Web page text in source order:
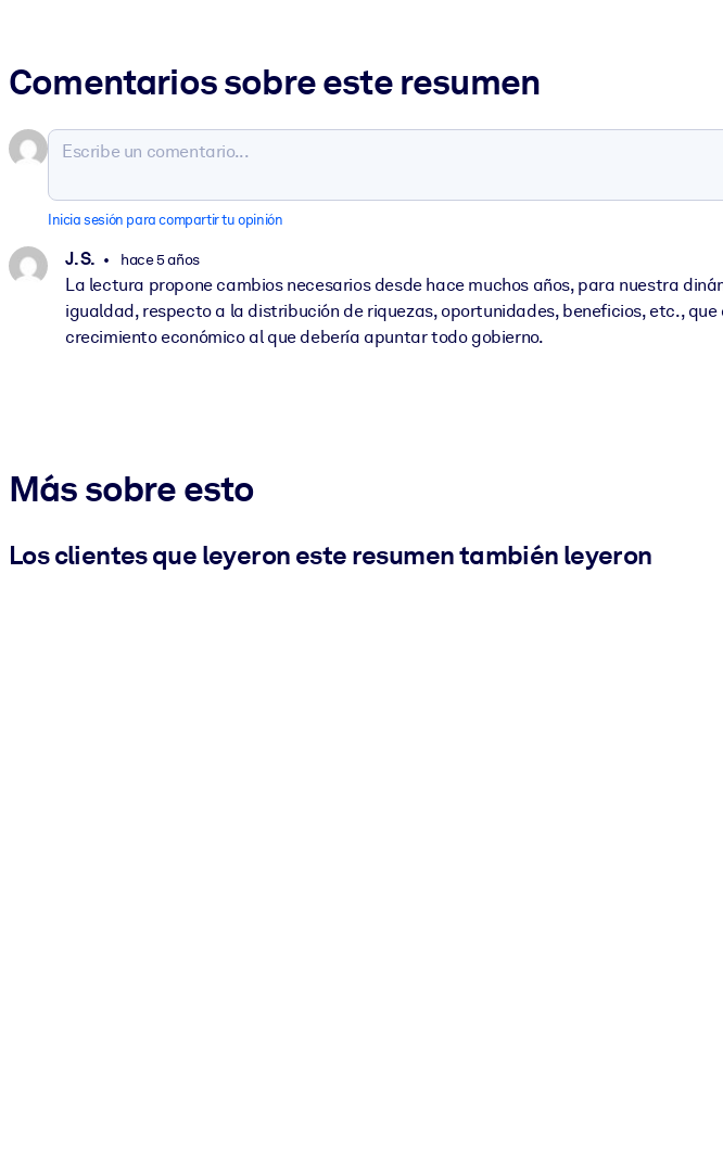
Comentarios sobre este resumen
Inicia sesión para compartir tu opinión
J. S. hace 5 años
La lectura propone cambios necesarios desde hace muchos años, para nuestra
igualdad, respecto a la distribución de riquezas, oportunidades, beneficios, etc.,
crecimiento económico al que debería apuntar todo gobierno.
Más sobre esto
Los clientes que leyeron este resumen también leyeron